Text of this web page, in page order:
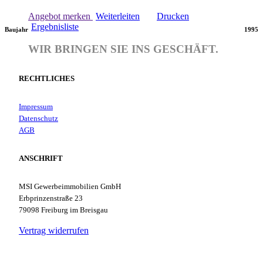
Baujahr 1995
Angebot merken Weiterleiten
Drucken
Ergebnisliste
WIR BRINGEN SIE INS GESCHÄFT.
RECHTLICHES
Impressum
Datenschutz
AGB
ANSCHRIFT
MSI Gewerbeimmobilien GmbH
Erbprinzenstraße 23
79098 Freiburg im Breisgau
Vertrag widerrufen